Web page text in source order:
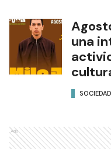
una
SOCIEDAD
Ads